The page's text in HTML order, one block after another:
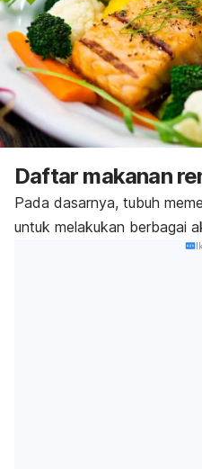
Daftar makanan
Pada dasarnya, tubuh
untuk melakukan berbagai